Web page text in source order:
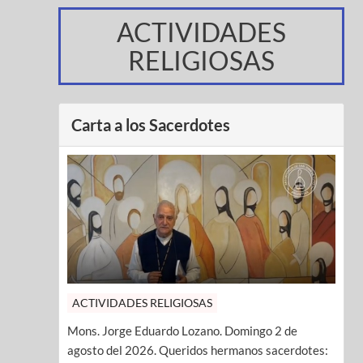
ACTIVIDADES
RELIGIOSAS
Carta a los Sacerdotes
ACTIVIDADES RELIGIOSAS
Mons. Jorge Eduardo Lozano. Domingo 2 de
agosto del 2026. Queridos hermanos sacerdotes: